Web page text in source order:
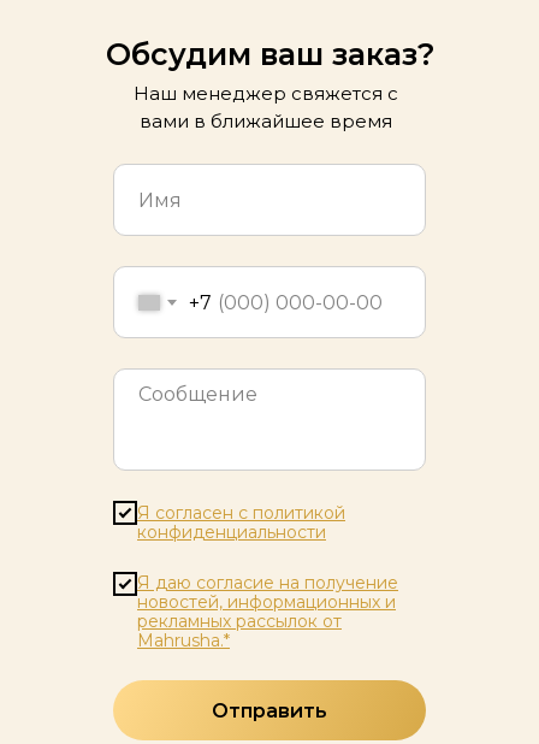
+7
Я согласен с политикой
конфиденциальности
Я даю согласие на получение
новостей, информационных и
рекламных рассылок от
Mahrusha.*
Отправить
Наш менеджер свяжется с
вами в ближайшее время
Обсудим ваш заказ?